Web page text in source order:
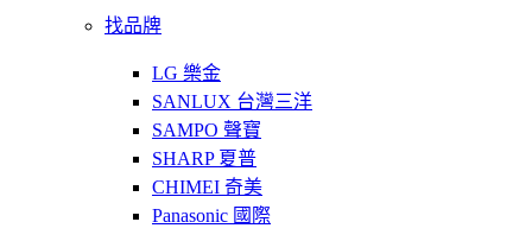
找品牌
LG 樂金
SANLUX 台灣三洋
SAMPO 聲寶
SHARP 夏普
CHIMEI 奇美
Panasonic 國際